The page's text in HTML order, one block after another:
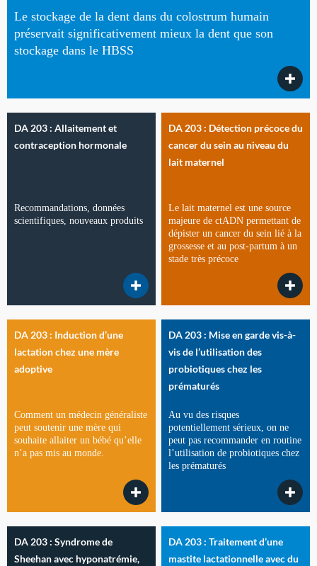
Le stockage de la dent dans du colostrum humain
préservait significativement mieux la dent que son
stockage dans le HBSS
DA 203 : Allaitement et
contraception hormonale
Recommandations, données
scientifiques, nouveaux produits
DA 203 : Détection précoce du
cancer du sein au niveau du
lait maternel
Le lait maternel est une source
majeure de ctADN permettant de
dépister un cancer du sein lié à la
grossesse et au post-partum à un
stade très précoce
DA 203 : Induction d’une
lactation chez une mère
adoptive
Comment un médecin généraliste
peut soutenir une mère qui
souhaite allaiter un bébé qu’elle
n’a pas mis au monde.
DA 203 : Mise en garde vis-à-
vis de l’utilisation des
probiotiques chez les
prématurés
Au vu des risques
potentiellement sérieux, on ne
peut pas recommander en routine
l’utilisation de probiotiques chez
les prématurés
DA 203 : Syndrome de
Sheehan avec hyponatrémie,
DA 203 : Traitement d’une
mastite lactationnelle avec du